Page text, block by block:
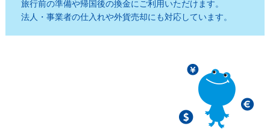
旅行前の準備や帰国後の換金にご利用いただけます。
法人・事業者の仕入れや外貨売却にも対応しています。